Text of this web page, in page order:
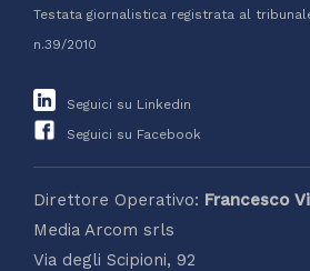
Testata giornalistica registrata al
n.39/2010
Seguici su Linkedin
Seguici su Facebook
Direttore Operativo: Francesco
Media Arcom srls
Via degli Scipioni, 92